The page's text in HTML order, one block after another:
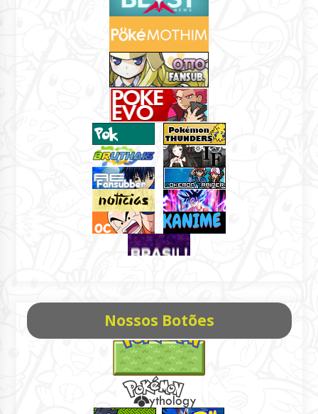
Nossos Botões